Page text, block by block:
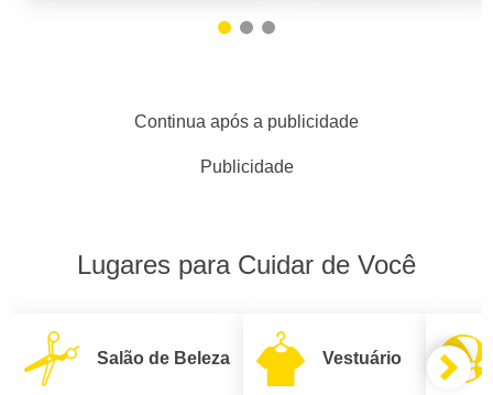
Continua após a publicidade
Publicidade
Lugares para Cuidar de Você
Salão de Beleza Vestuário